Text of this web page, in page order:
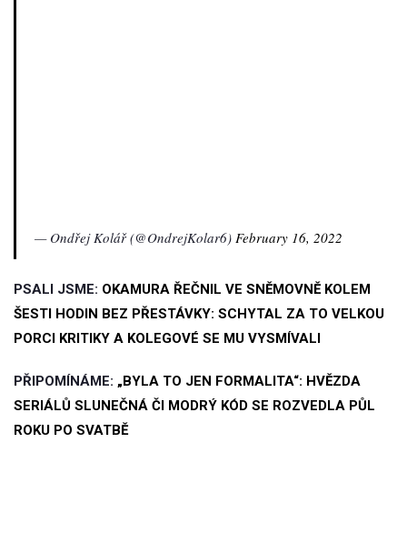
— Ondřej Kolář (@OndrejKolar6) February 16, 2022
PSALI JSME: OKAMURA ŘEČNIL VE SNĚMOVNĚ KOLEM
ŠESTI HODIN BEZ PŘESTÁVKY: SCHYTAL ZA TO VELKOU
PORCI KRITIKY A KOLEGOVÉ SE MU VYSMÍVALI
PŘIPOMÍNÁME: „BYLA TO JEN FORMALITA“: HVĚZDA
SERIÁLŮ SLUNEČNÁ ČI MODRÝ KÓD SE ROZVEDLA PŮL
ROKU PO SVATBĚ